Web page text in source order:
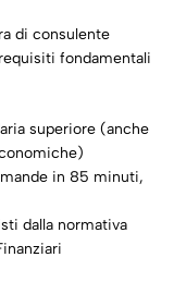
di consulente
fondamentali
superiore (anche
in 85 minuti,
dalla normativa